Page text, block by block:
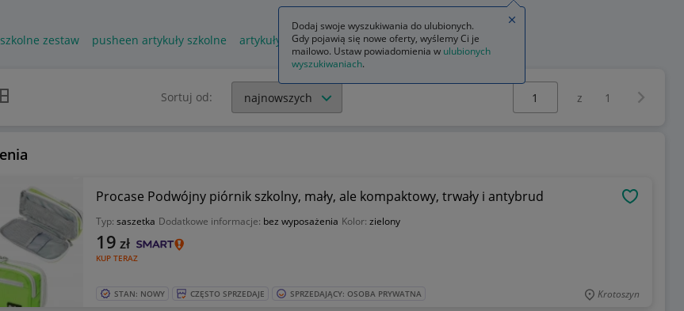
zestaw pusheen artykuły szkolne artykuły szkolne bambino
siatki Sortuj od:
Wybierz stronę:
z 1
Procase Podwójny piórnik szkolny, mały, ale kompaktowy, trwały i antybrud
Typ: saszetka Dodatkowe informacje: bez wyposażenia Kolor: zielony
KUP TERAZ
19 zł
STAN: NOWY CZĘSTO SPRZEDAJE SPRZEDAJĄCY: OSOBA PRYWATNA Krotoszyn
Dodaj swoje wyszukiwania do ulubionych.
Gdy pojawią się nowe oferty, wyślemy Ci je
mailowo. Ustaw powiadomienia w ulubionych
wyszukiwaniach.
Zamknij wskazówkę